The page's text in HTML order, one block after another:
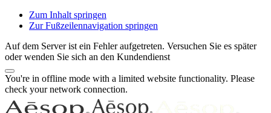
Zum Inhalt springen
Zur Fußzeilennavigation springen
Auf dem Server ist ein Fehler aufgetreten. Versuchen Sie es später
oder wenden Sie sich an den Kundendienst
You're in offline mode with a limited website functionality. Please
check your network connection.